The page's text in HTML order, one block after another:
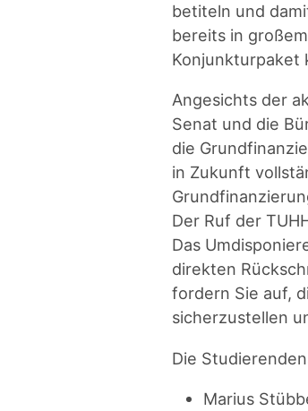
betiteln und
bereits in
Konjunkturpaket
Angesichts der
Senat und die
die
in Zukunft
Der Ruf der
Das
direkten
fordern Sie auf,
sicherzustellen
Die
Marius